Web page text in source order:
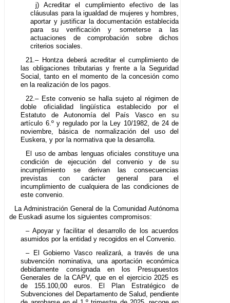
j) Acreditar el cumplimiento efectivo de las
cláusulas para la igualdad de mujeres y hombres,
aportar y justificar la documentación establecida
para su verificación y someterse a las
actuaciones de comprobación sobre dichos
criterios sociales.
21.– Hontza deberá acreditar el cumplimiento de
las obligaciones tributarias y frente a la Seguridad
Social, tanto en el momento de la concesión como
en la realización de los pagos.
22.– Este convenio se halla sujeto al régimen de
doble oficialidad lingüística establecido por el
Estatuto de Autonomía del País Vasco en su
artículo 6.º y regulado por la Ley 10/1982, de 24 de
noviembre, básica de normalización del uso del
Euskera, y por la normativa que la desarrolla.
El uso de ambas lenguas oficiales constituye una
condición de ejecución del convenio y de su
incumplimiento se derivan las consecuencias
previstas con carácter general para el
incumplimiento de cualquiera de las condiciones de
este convenio.
La Administración General de la Comunidad Autónoma
de Euskadi asume los siguientes compromisos:
– Apoyar y facilitar el desarrollo de los acuerdos
asumidos por la entidad y recogidos en el Convenio.
– El Gobierno Vasco realizará, a través de una
subvención nominativa, una aportación económica
debidamente consignada en los Presupuestos
Generales de la CAPV, que en el ejercicio 2025 es
de 155.100,00 euros. El Plan Estratégico de
Subvenciones del Departamento de Salud, pendiente